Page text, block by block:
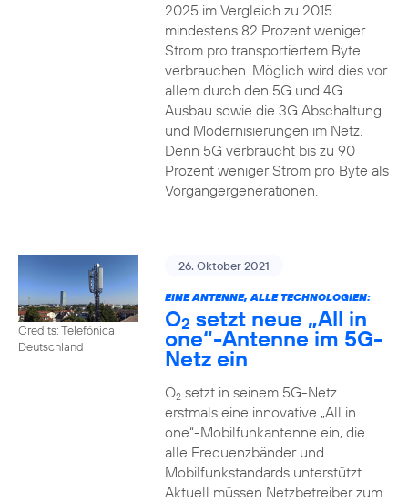
2025 im Vergleich zu 2015
mindestens 82 Prozent weniger
Strom pro transportiertem Byte
verbrauchen. Möglich wird dies vor
allem durch den 5G und 4G
Ausbau sowie die 3G Abschaltung
und Modernisierungen im Netz.
Denn 5G verbraucht bis zu 90
Prozent weniger Strom pro Byte als
Vorgängergenerationen.
Credits: Telefónica
Deutschland
26. Oktober 2021
EINE ANTENNE, ALLE TECHNOLOGIEN:
O2 setzt neue „All in
one“-Antenne im 5G-
Netz ein
O2setzt in seinem 5G-Netz
erstmals eine innovative „All in
one“-Mobilfunkantenne ein, die
alle Frequenzbänder und
Mobilfunkstandards unterstützt.
Aktuell müssen Netzbetreiber zum